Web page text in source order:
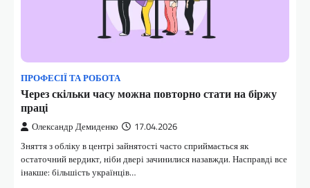
ПРОФЕСІЇ ТА РОБОТА
Через скільки часу можна повторно стати на біржу
праці
Олександр Демиденко 17.04.2026
Зняття з обліку в центрі зайнятості часто сприймається як
остаточний вердикт, ніби двері зачинилися назавжди. Насправді все
інакше: більшість українців…